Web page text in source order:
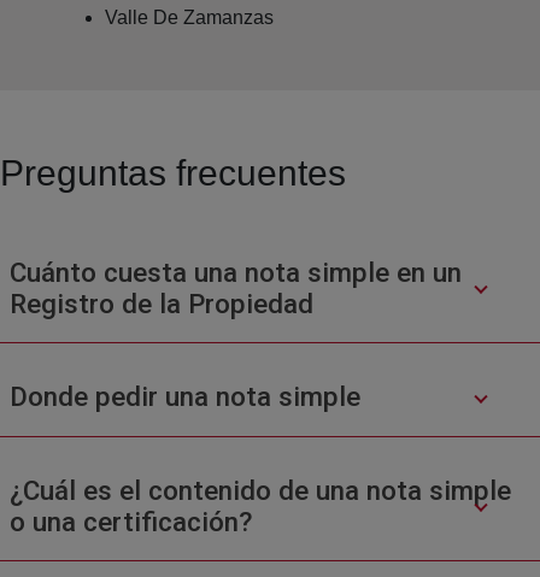
Valle De Zamanzas
Preguntas frecuentes
Cuánto cuesta una nota simple en un
Registro de la Propiedad
Donde pedir una nota simple
¿Cuál es el contenido de una nota simple
o una certificación?